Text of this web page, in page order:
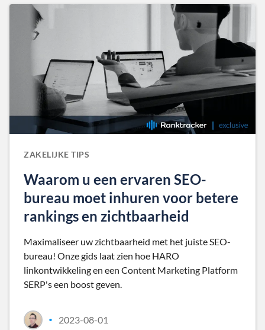
ZAKELIJKE TIPS
Waarom u een ervaren SEO-
bureau moet inhuren voor betere
rankings en zichtbaarheid
Maximaliseer uw zichtbaarheid met het juiste SEO-
bureau! Onze gids laat zien hoe HARO
linkontwikkeling en een Content Marketing Platform
SERP's een boost geven.
• 2023-08-01